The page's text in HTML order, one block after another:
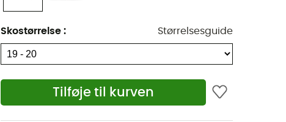
Skostørrelse : Størrelsesguide
Tilføje til kurven